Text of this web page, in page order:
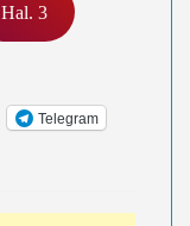
Hal. 3
Telegram